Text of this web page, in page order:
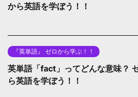
から英語を学ぼう！！
『英単語』 ゼロから学ぶ！！
英単語「fact」ってどんな意味？
ら英語を学ぼう！！